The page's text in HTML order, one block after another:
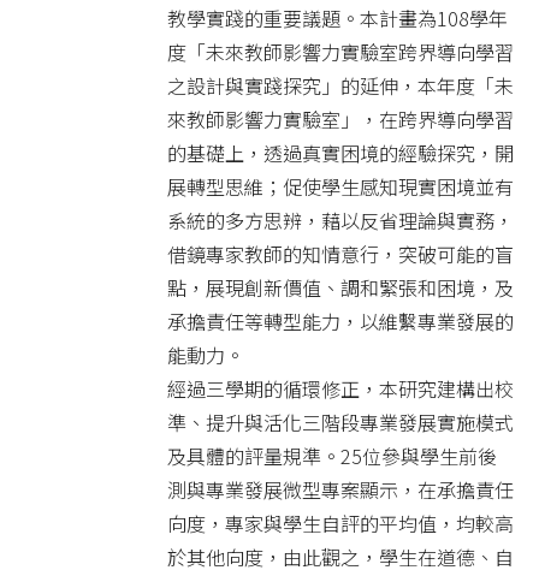
教學實踐的重要議題。本計畫為108學年
度「未來教師影響力實驗室跨界導向學習
之設計與實踐探究」的延伸，本年度「未
來教師影響力實驗室」，在跨界導向學習
的基礎上，透過真實困境的經驗探究，開
展轉型思維；促使學生感知現實困境並有
系統的多方思辨，藉以反省理論與實務，
借鏡專家教師的知情意行，突破可能的盲
點，展現創新價值、調和緊張和困境，及
承擔責任等轉型能力，以維繫專業發展的
能動力。
經過三學期的循環修正，本研究建構出校
準、提升與活化三階段專業發展實施模式
及具體的評量規準。25位參與學生前後
測與專業發展微型專案顯示，在承擔責任
向度，專家與學生自評的平均值，均較高
於其他向度，由此觀之，學生在道德、自